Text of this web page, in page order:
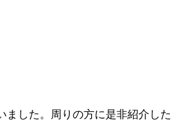
ました。周りの方に是非紹介した